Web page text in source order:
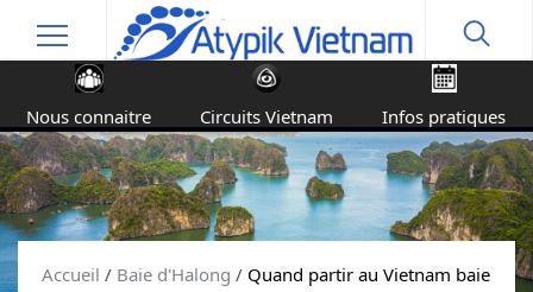
Nous connaitre Circuits Vietnam Infos pratiques
Accueil / Baie d'Halong / Quand partir au Vietnam baie